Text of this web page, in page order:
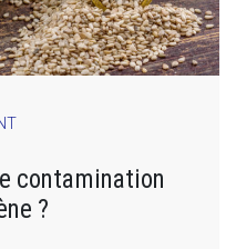
contamination
?